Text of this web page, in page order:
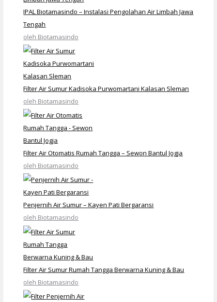
IPAL Biotamasindo – Instalasi Pengolahan Air Limbah Jawa
Tengah
oleh Biotamasindo
Filter Air Sumur Kadisoka Purwomartani Kalasan Sleman
oleh Biotamasindo
Filter Air Otomatis Rumah Tangga – Sewon Bantul Jogja
oleh Biotamasindo
Penjernih Air Sumur – Kayen Pati Bergaransi
oleh Biotamasindo
Filter Air Sumur Rumah Tangga Berwarna Kuning & Bau
oleh Biotamasindo